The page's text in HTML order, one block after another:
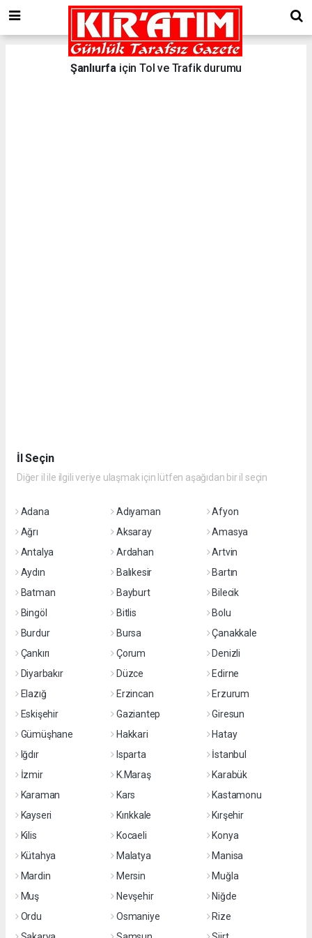
Şanlıurfa için Tol ve Trafik durumu
İl Seçin
Diğer il ile ilgili veriye ulaşmak için lütfen aşağıdan bir il seçin
Adana Adıyaman
Afyon
Ağrı
Aksaray
Amasya
Antalya
Ardahan
Artvin
Aydın
Balıkesir
Bartın
Batman
Bayburt
Bilecik
Bingöl
Bitlis
Bolu
Burdur
Bursa
Çanakkale
Çankırı
Çorum
Denizli
Diyarbakır
Düzce
Edirne
Elazığ
Erzincan
Erzurum
Eskişehir
Gaziantep
Giresun
Gümüşhane
Hakkari
Hatay
Iğdır
Isparta
İstanbul
İzmir
K.Maraş
Karabük
Karaman
Kars
Kastamonu
Kayseri
Kırıkkale
Kırşehir
Kilis
Kocaeli
Konya
Kütahya
Malatya
Manisa
Mardin
Mersin
Muğla
Muş
Nevşehir
Niğde
Ordu
Osmaniye
Rize